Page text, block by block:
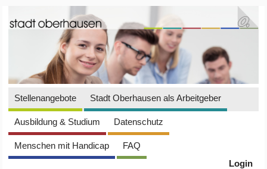
Stellenangebote Stadt Oberhausen als Arbeitgeber
Ausbildung & Studium Datenschutz
Menschen mit Handicap
FAQ
Login